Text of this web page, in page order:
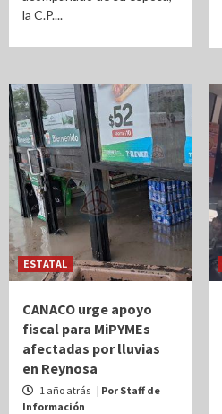
la C.P....
ESTATAL
CANACO urge apoyo
fiscal para MiPYMEs
afectadas por lluvias
en Reynosa
1 año atrás | Por Staff de
Información